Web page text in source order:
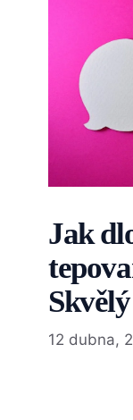
Jak
12 dubna,